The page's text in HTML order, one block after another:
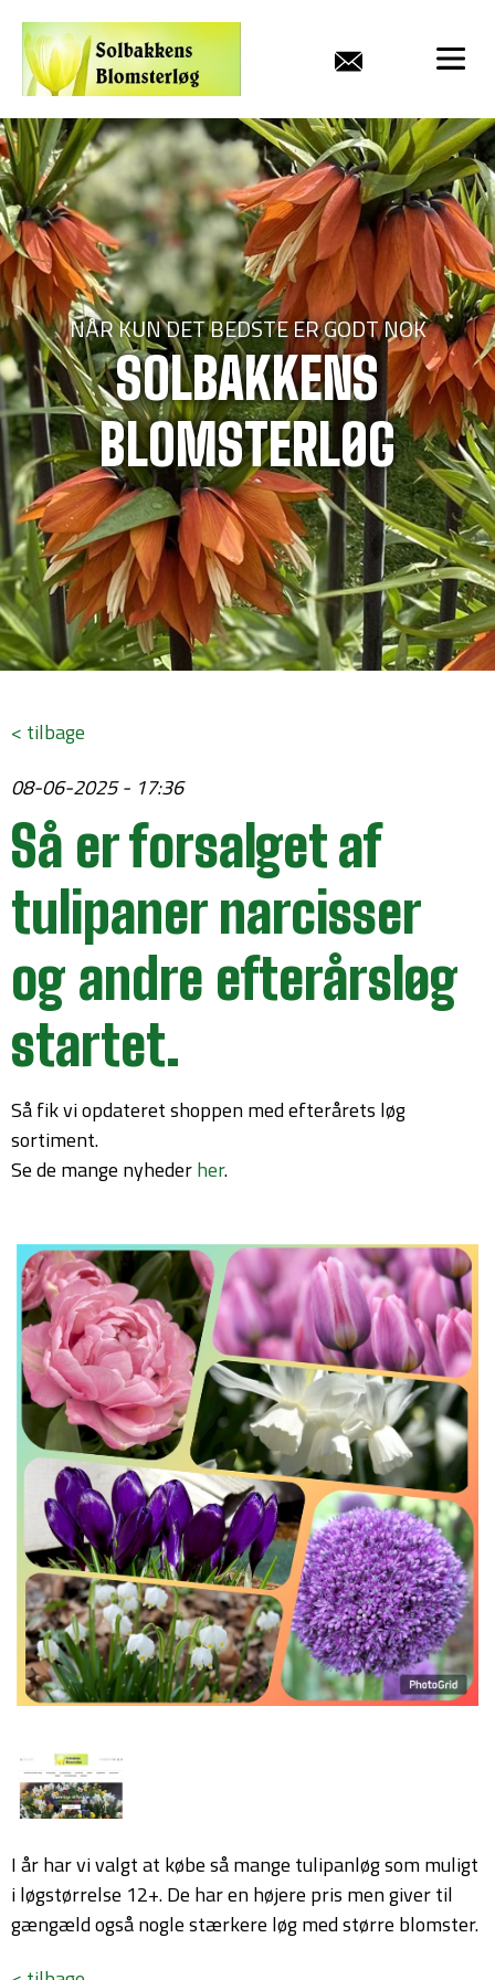
NÅR KUN DET BEDSTE ER GODT NOK
SOLBAKKENS
BLOMSTERLØG
< tilbage
08-06-2025 - 17:36
Så er forsalget af
tulipaner narcisser
og andre efterårsløg
startet.
Så fik vi opdateret shoppen med efterårets løg
sortiment.
Se de mange nyhederher.
I år har vi valgt at købe så mange tulipanløg som muligt
i løgstørrelse 12+. De har en højere pris men giver til
gængæld også nogle stærkere løg med større blomster.